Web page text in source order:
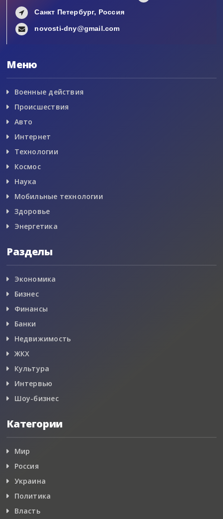
Санкт Петербург, Россия
novosti-dny@gmail.com
Меню
Военные действия
Происшествия
Авто
Интернет
Технологии
Космос
Наука
Мобильные технологии
Здоровье
Энергетика
Разделы
Экономика
Бизнес
Финансы
Банки
Недвижимость
ЖКХ
Культура
Интервью
Шоу-бизнес
Категории
Мир
Россия
Украина
Политика
Власть